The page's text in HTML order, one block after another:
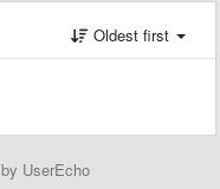
Oldest first
by UserEcho